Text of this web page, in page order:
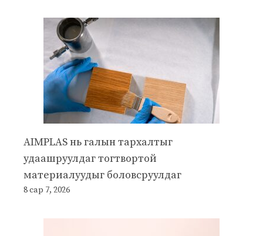
AIMPLAS нь галын тархалтыг
удаашруулдаг тогтвортой
материалуудыг боловсруулдаг
8 сар 7, 2026